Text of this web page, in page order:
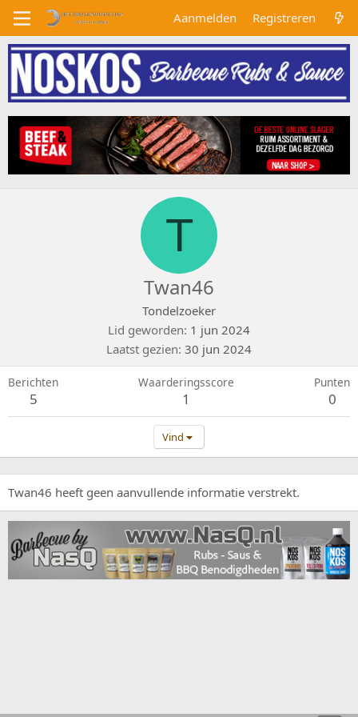
Aanmelden Registreren
T
Twan46
Tondelzoeker
Lid geworden 1 jun 2024
Laatst gezien 30 jun 2024
Berichten
5
Waarderingsscore
1
Punten
0
Vind
Twan46 heeft geen aanvullende informatie verstrekt.